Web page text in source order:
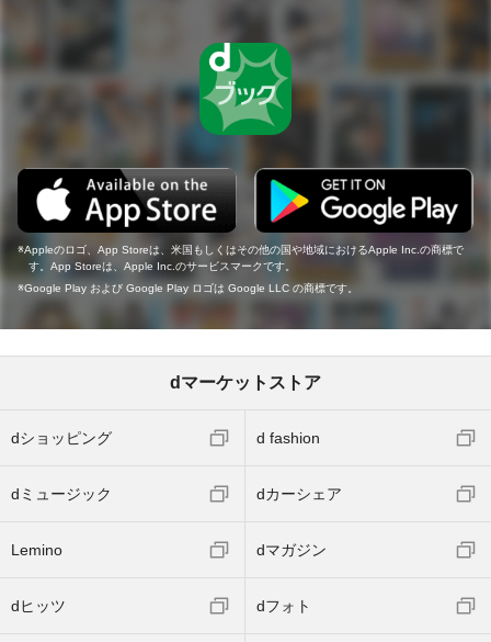
Appleのロゴ、App Storeは、米国もしくはその他の国や地域におけるApple Inc.の商標で
す。App Storeは、Apple Inc.のサービスマークです。
Google Play および Google Play ロゴは Google LLC の商標です。
dマーケットストア
dショッピング d fashion
dミュージック dカーシェア
Lemino dマガジン
dヒッツ dフォト